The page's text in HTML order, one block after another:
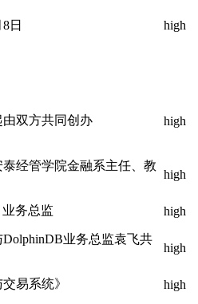
日 high
由双方共同创办 high
泰经管学院金融系主任、教
high
务总监 high
业务总监袁飞共
high
易系统》 high